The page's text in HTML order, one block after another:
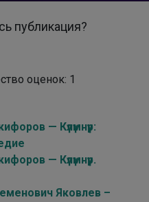
публикация?
оценок: 1
— Күлүмнүүр:
— Күлүмнүүр.
Яковлев –